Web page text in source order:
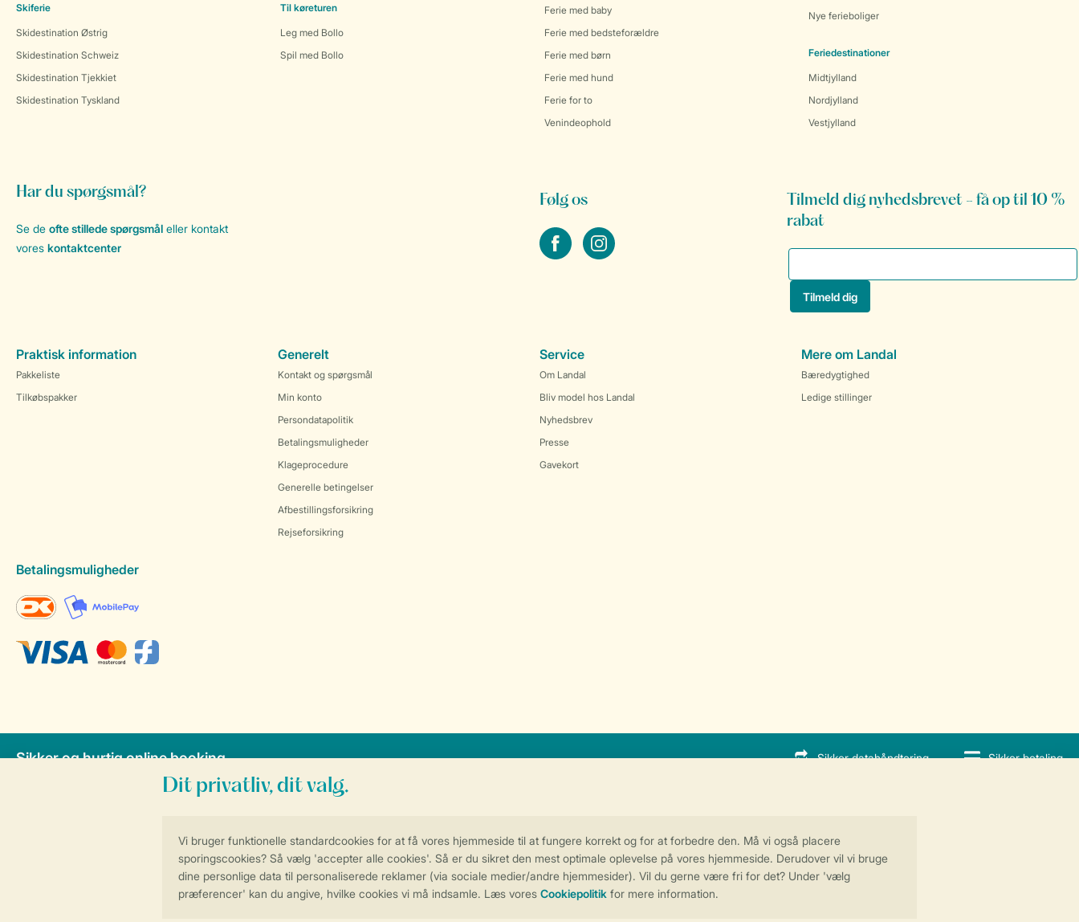
Administrer dine cookie indstillinger
Sikker og hurtig online booking Sikker datahåndtering Sikker betaling
Skiferie
Skidestination Østrig
Skidestination Schweiz
Skidestination Tjekkiet
Skidestination Tyskland
Til køreturen
Leg med Bollo
Spil med Bollo
Ferie med baby
Ferie med bedsteforældre
Ferie med børn
Ferie med hund
Ferie for to
Venindeophold
Nye ferieboliger
Feriedestinationer
Midtjylland
Nordjylland
Vestjylland
Har du spørgsmål?
Se de ofte stillede spørgsmål eller kontakt
vores kontaktcenter
Følg os
facebookinstagram
Tilmeld dig nyhedsbrevet - få op til 10 %
rabat
Praktisk information
Pakkeliste
Tilkøbspakker
Generelt
Kontakt og spørgsmål
Min konto
Persondatapolitik
Betalingsmuligheder
Klageprocedure
Generelle betingelser
Afbestillingsforsikring
Rejseforsikring
Service
Om Landal
Bliv model hos Landal
Nyhedsbrev
Presse
Gavekort
Mere om Landal
Bæredygtighed
Ledige stillinger
Betalingsmuligheder